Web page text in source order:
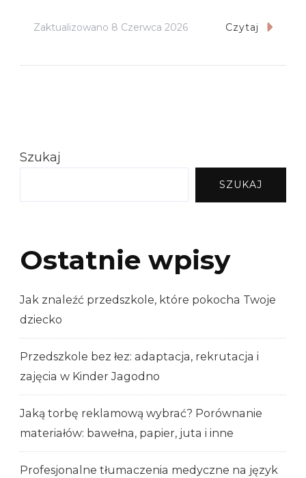
Zaktualizowano 8 Czerwca 2026 Czytaj
Szukaj
SZUKAJ
Ostatnie wpisy
Jak znaleźć przedszkole, które pokocha Twoje
dziecko
Przedszkole bez łez: adaptacja, rekrutacja i
zajęcia w Kinder Jagodno
Jaką torbę reklamową wybrać? Porównanie
materiałów: bawełna, papier, juta i inne
Profesjonalne tłumaczenia medyczne na język